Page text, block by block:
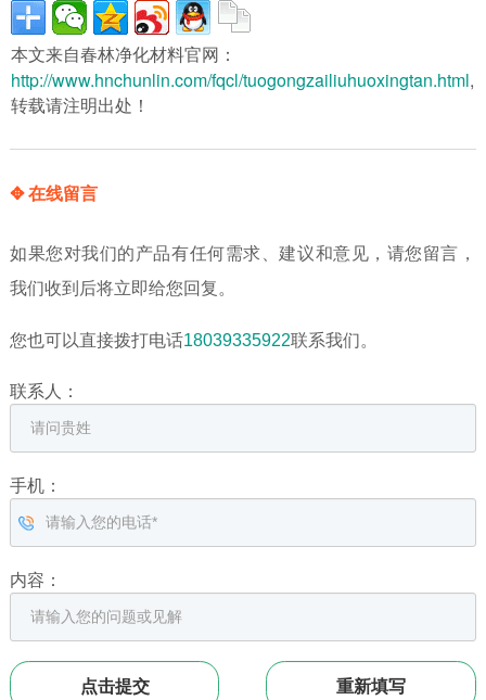
本文来自春林净化材料官网：
http://www.hnchunlin.com/fqcl/tuogongzailiuhuoxingtan.html,
转载请注明出处！
✥ 在线留言
如果您对我们的产品有任何需求、建议和意见，请您留言，
我们收到后将立即给您回复。
您也可以直接拨打电话18039335922联系我们。
联系人：
手机：
内容：